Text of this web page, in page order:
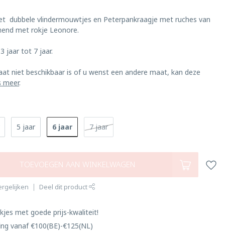
dubbele vlindermouwtjes en Peterpankraagje met ruches van
met rokje Leonore.
jaar tot 7 jaar.
niet beschikbaar is of u wenst een andere maat, kan deze
meer.
5 jaar 6 jaar 7 jaar
TOEVOEGEN AAN WINKELWAGEN
Deel dit product
met goede prijs-kwaliteit!
vanaf €100(BE)-€125(NL)